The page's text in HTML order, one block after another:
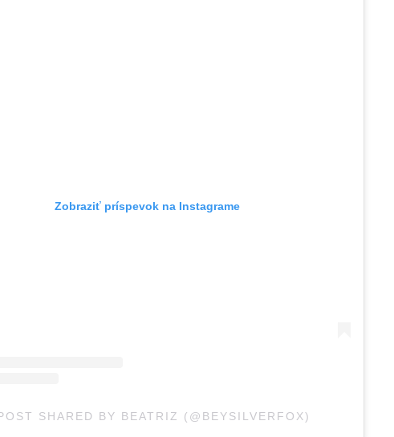
Zobraziť príspevok na Instagrame
SHARED BY BEATRIZ (@BEYSILVERFOX)